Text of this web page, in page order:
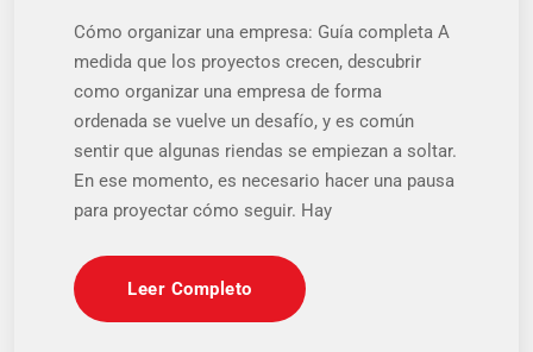
Cómo organizar una empresa: Guía completa A
medida que los proyectos crecen, descubrir
como organizar una empresa de forma
ordenada se vuelve un desafío, y es común
sentir que algunas riendas se empiezan a soltar.
En ese momento, es necesario hacer una pausa
para proyectar cómo seguir. Hay
Leer Completo